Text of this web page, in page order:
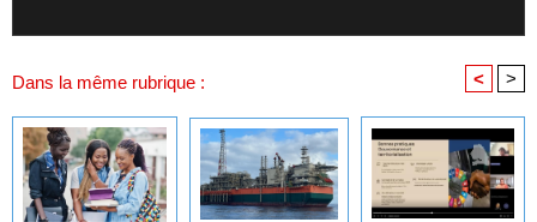
Dans la même rubrique : < >